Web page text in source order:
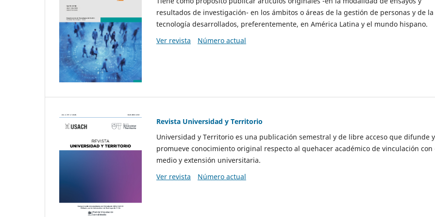
resultados de investigación- en los ámbitos o áreas de la gestión de personas y de la
tecnología desarrollados, preferentemente, en América Latina y el mundo hispano.
Ver revista
Número actual
Revista Universidad y Territorio
Universidad y Territorio es una publicación semestral y de libre acceso que difunde y
promueve conocimiento original respecto al quehacer académico de vinculación con
medio y extensión universitaria.
Ver revista
Número actual